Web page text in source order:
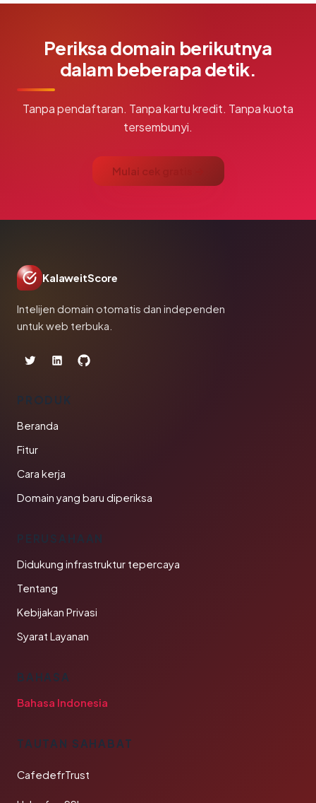
Periksa domain berikutnya
dalam beberapa detik.
Tanpa pendaftaran. Tanpa kartu kredit. Tanpa kuota
tersembunyi.
Mulai cek gratis →
KalaweitScore
Intelijen domain otomatis dan independen
untuk web terbuka.
PRODUK
Beranda
Fitur
Cara kerja
Domain yang baru diperiksa
PERUSAHAAN
Didukung infrastruktur tepercaya
Tentang
Kebijakan Privasi
Syarat Layanan
BAHASA
Bahasa Indonesia
TAUTAN SAHABAT
CafedefrTrust